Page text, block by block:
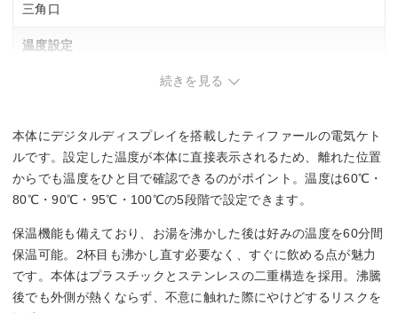
三角口
温度設定
5段階(100℃/95℃/90℃/80℃/60℃)
4段階(95℃/90℃/80℃/60℃)
○
蓋の取り外し
○
続きを見る
本体にデジタルディスプレイを搭載したティファールの電気ケト
ルです。設定した温度が本体に直接表示されるため、離れた位置
からでも温度をひと目で確認できるのがポイント。温度は60℃・
80℃・90℃・95℃・100℃の5段階で設定できます。
保温機能も備えており、お湯を沸かした後は好みの温度を60分間
保温可能。2杯目も沸かし直す必要なく、すぐに飲める点が魅力
です。本体はプラスチックとステンレスの二重構造を採用。沸騰
後でも外側が熱くならず、不意に触れた際にやけどするリスクを